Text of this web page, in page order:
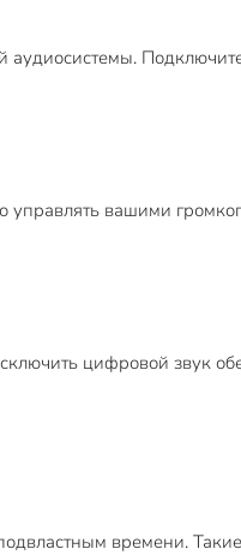
вашими
цифровой звук
времени.